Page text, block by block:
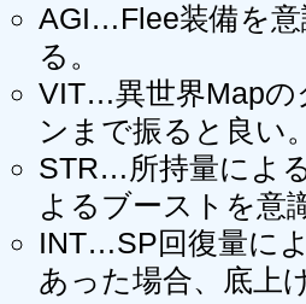
AGI…Flee装備を
る。
VIT…異世界Mapの
ンまで振ると良い
STR…所持量によ
よるブーストを意
INT…SP回復量に
あった場合、底上